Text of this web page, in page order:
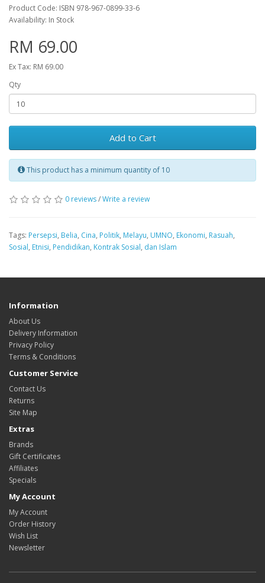
Product Code: ISBN 978-967-0899-33-6
Availability: In Stock
RM 69.00
Ex Tax: RM 69.00
Qty
Add to Cart
This product has a minimum quantity of 10
0 reviews/Write a review
Tags: Persepsi, Belia, Cina, Politik, Melayu, UMNO, Ekonomi, Rasuah,
Sosial, Etnisi, Pendidikan, Kontrak Sosial, dan Islam
Information
About Us
Delivery Information
Privacy Policy
Terms & Conditions
Customer Service
Contact Us
Returns
Site Map
Extras
Brands
Gift Certificates
Affiliates
Specials
My Account
My Account
Order History
Wish List
Newsletter